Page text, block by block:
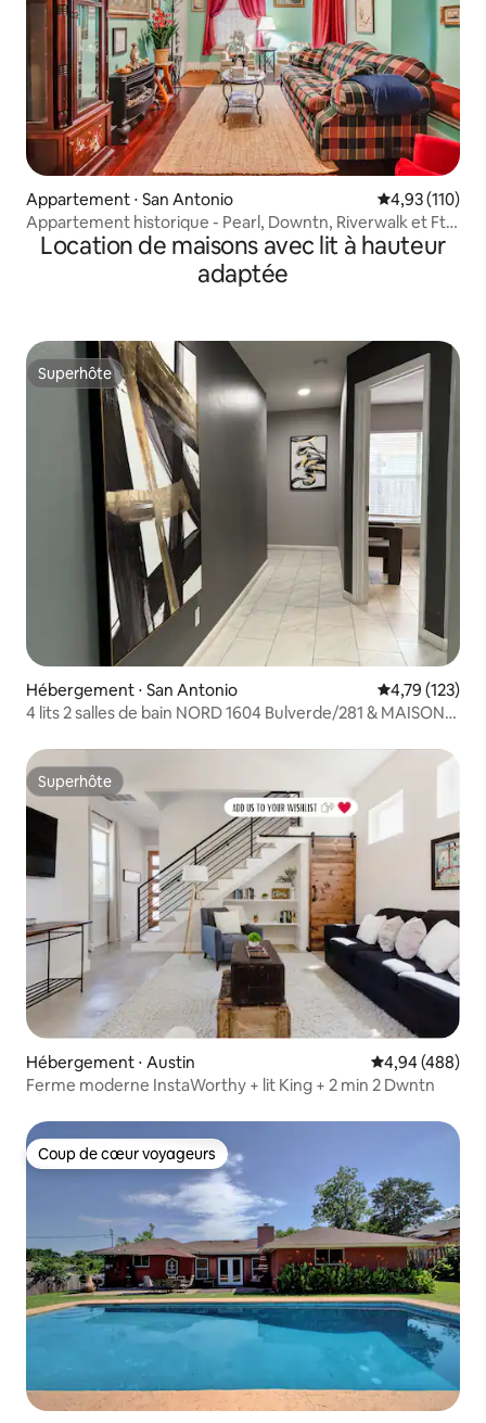
Appartement ⋅ San Antonio Évaluation
4,93 (110)
Appartement historique - Pearl, Downtn, Riverwalk et Ft.
Sam - #3
Location de maisons avec lit à hauteur
adaptée
Superhôte
Superhôte
Hébergement ⋅ San Antonio Évaluation
4,79 (123)
4 lits 2 salles de bain NORD 1604 Bulverde/281 & MAISON
Superhôte
Superhôte
Hébergement ⋅ Austin Évaluation
4,94 (488)
Ferme moderne InstaWorthy + lit King + 2 min 2 Dwntn
Coup de cœur voyageurs
Coup de cœur voyageurs